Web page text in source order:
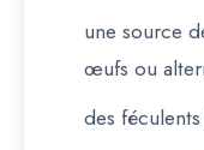
une source
œufs ou
des